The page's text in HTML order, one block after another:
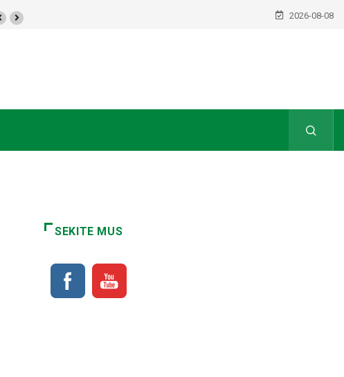
2026-08-08
SEKITE MUS